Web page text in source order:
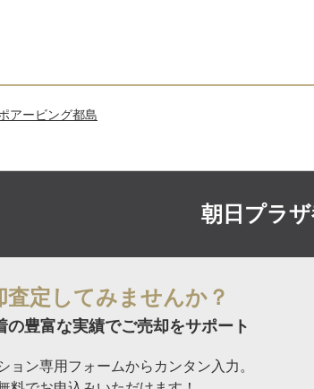
アービング都島
朝日プラ
査定してみませんか？
の豊富な実績でご売却をサポート
ョン専用フォームからカンタン入力。